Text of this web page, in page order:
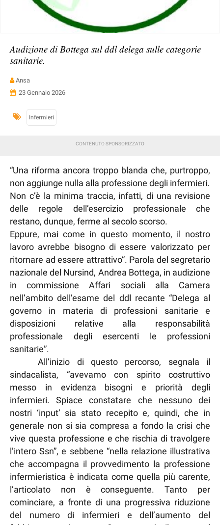
Audizione di Bottega sul ddl delega sulle categorie
sanitarie.
Ansa
23 Gennaio 2026
Infermieri
“Una riforma ancora troppo blanda che, purtroppo,
non aggiunge nulla alla professione degli infermieri.
Non c’è la minima traccia, infatti, di una revisione
delle regole dell’esercizio professionale che
restano, dunque, ferme al secolo scorso.
Eppure, mai come in questo momento, il nostro
lavoro avrebbe bisogno di essere valorizzato per
ritornare ad essere attrattivo”. Parola del segretario
nazionale del Nursind, Andrea Bottega, in audizione
in commissione Affari sociali alla Camera
nell’ambito dell’esame del ddl recante “Delega al
governo in materia di professioni sanitarie e
disposizioni relative alla responsabilità
professionale degli esercenti le professioni
sanitarie”.
All’inizio di questo percorso, segnala il
sindacalista, “avevamo con spirito costruttivo
messo in evidenza bisogni e priorità degli
infermieri. Spiace constatare che nessuno dei
nostri ‘input’ sia stato recepito e, quindi, che in
generale non si sia compresa a fondo la crisi che
vive questa professione e che rischia di travolgere
l’intero Ssn”, e sebbene “nella relazione illustrativa
che accompagna il provvedimento la professione
infermieristica è indicata come quella più carente,
l’articolato non è conseguente. Tanto per
cominciare, a fronte di una progressiva riduzione
del numero di infermieri e dell’aumento del